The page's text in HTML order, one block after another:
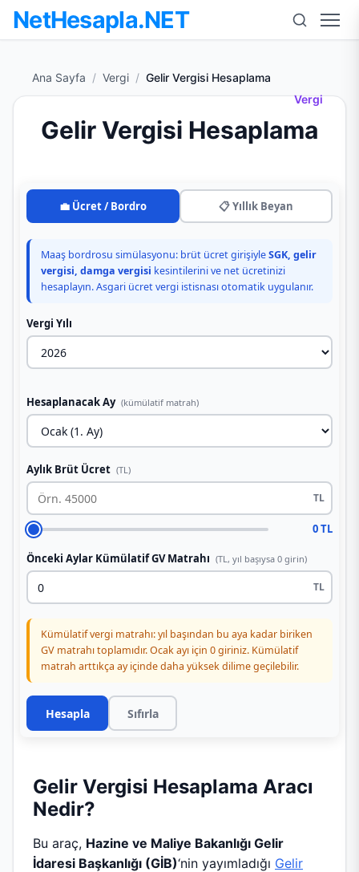
NetHesapla.NET
Ana Sayfa / Vergi / Gelir Vergisi Hesaplama
Gelir Vergisi Hesaplama
Vergi
💼 Ücret / Bordro 📋 Yıllık Beyan
Maaş bordrosu simülasyonu: brüt ücret girişiyleSGK, gelir
vergisi, damga vergisi kesintilerini ve net ücretinizi
hesaplayın. Asgari ücret vergi istisnası otomatik uygulanır.
Vergi Yılı
Hesaplanacak Ay (kümülatif matrah)
Aylık Brüt Ücret (TL)
TL
0 TL
Önceki Aylar Kümülatif GV Matrahı (TL, yıl başıysa 0 girin)
TL
Kümülatif vergi matrahı: yıl başından bu aya kadar biriken
GV matrahı toplamıdır. Ocak ayı için 0 giriniz. Kümülatif
matrah arttıkça ay içinde daha yüksek dilime geçilebilir.
Hesapla Sıfırla
Gelir Vergisi Hesaplama Aracı
Nedir?
Bu araç, Hazine ve Maliye Bakanlığı Gelir
İdaresi Başkanlığı (GİB)‘nin yayımladığı Gelir